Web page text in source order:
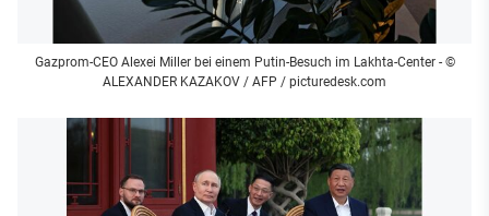
Gazprom-CEO Alexei Miller bei einem Putin-Besuch im Lakhta-Center- ©
ALEXANDER KAZAKOV / AFP / picturedesk.com